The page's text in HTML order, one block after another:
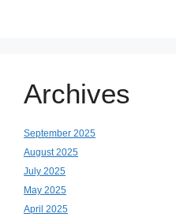
Archives
September 2025
August 2025
July 2025
May 2025
April 2025